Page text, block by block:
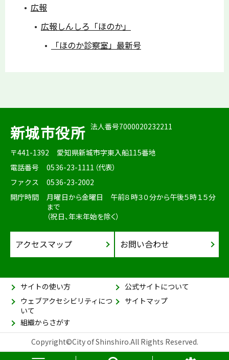
広報
広報しんしろ「ほのか」
「ほのか診察室」最新号
新城市役所 法人番号7000020232211
〒441-1392
愛知県新城市字東入船115番地
電話番号
0536-23-1111（代表）
ファクス
0536-23-2002
開庁時間
月曜日から金曜日 午前８時３０分から午後５時１５分
まで
（祝日、年末年始を除く）
アクセスマップ お問い合わせ
サイトの使い方
公式サイトについて
ウェブアクセシビリティにつ
いて
サイトマップ
組織からさがす
Copyright©City of Shinshiro.All Rights Reserved.